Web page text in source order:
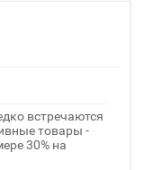
встречаются
товары -
30% на